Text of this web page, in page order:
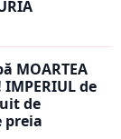
MOARTEA
de
de
preia